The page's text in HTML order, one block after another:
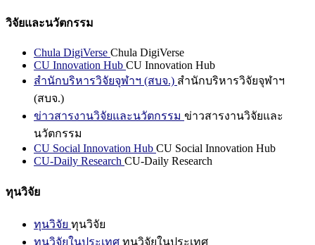
วิจัยและนวัตกรรม
Chula DigiVerse Chula DigiVerse
CU Innovation Hub CU Innovation Hub
สำนักบริหารวิจัยจุฬาฯ (สบจ.) สำนักบริหารวิจัยจุฬาฯ
(สบจ.)
ข่าวสารงานวิจัยและนวัตกรรม ข่าวสารงานวิจัยและ
นวัตกรรม
CU Social Innovation Hub CU Social Innovation Hub
CU-Daily Research CU-Daily Research
ทุนวิจัย
ทุนวิจัย ทุนวิจัย
ทุนวิจัยในประเทศ ทุนวิจัยในประเทศ